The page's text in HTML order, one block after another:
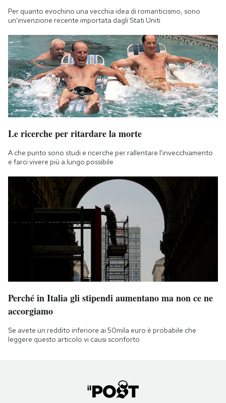
Per quanto evochino una vecchia idea di romanticismo, sono
un'invenzione recente importata dagli Stati Uniti
Le ricerche per ritardare la morte
A che punto sono studi e ricerche per rallentare l'invecchiamento
e farci vivere più a lungo possibile
Perché in Italia gli stipendi aumentano ma non ce ne
accorgiamo
Se avete un reddito inferiore ai 50mila euro è probabile che
leggere questo articolo vi causi sconforto